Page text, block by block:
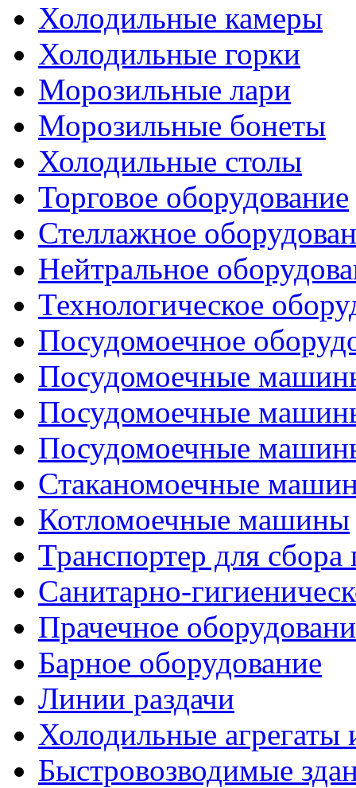
Холодильные камеры
Холодильные горки
Морозильные лари
Морозильные бонеты
Холодильные столы
Торговое оборудование
Стеллажное
Нейтральное
Технологическое
Посудомоечное
Посудомоечные
Посудомоечные
Посудомоечные
Стаканомоечные
Котломоечные машины
Транспортер для
Санитарно-
Прачечное
Барное оборудование
Линии раздачи
Холодильные агрегаты
Быстровозводимые